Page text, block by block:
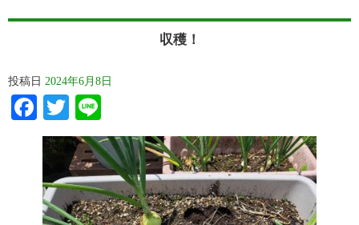
収穫！
投稿日 2024年6月8日
Facebook
Twitter